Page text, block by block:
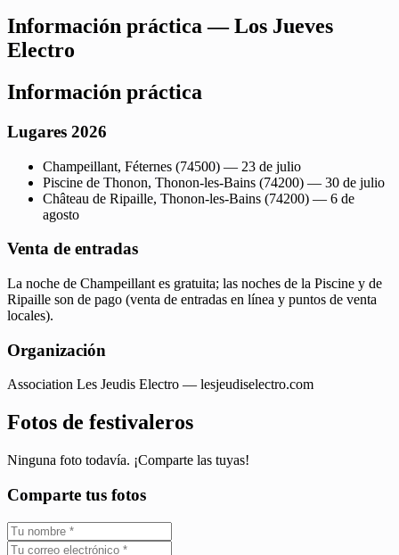
Información práctica — Los Jueves
Electro
Información práctica
Lugares 2026
Champeillant, Féternes (74500) — 23 de julio
Piscine de Thonon, Thonon-les-Bains (74200) — 30 de julio
Château de Ripaille, Thonon-les-Bains (74200) — 6 de
agosto
Venta de entradas
La noche de Champeillant es gratuita; las noches de la Piscine y de
Ripaille son de pago (venta de entradas en línea y puntos de venta
locales).
Organización
Association Les Jeudis Electro — lesjeudiselectro.com
Fotos de festivaleros
Ninguna foto todavía. ¡Comparte las tuyas!
Comparte tus fotos